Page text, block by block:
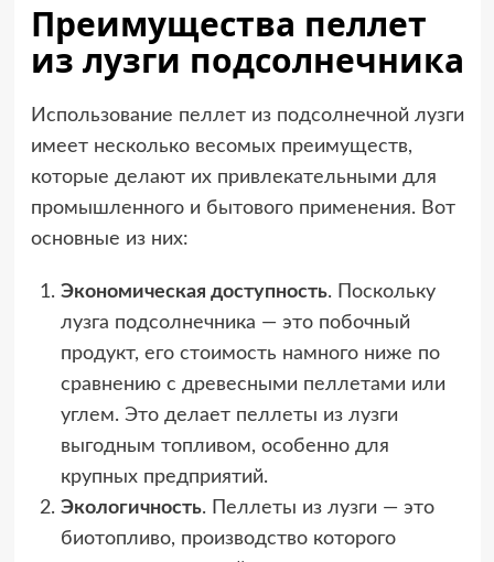
Преимущества пеллет
из лузги подсолнечника
Использование пеллет из подсолнечной лузги
имеет несколько весомых преимуществ,
которые делают их привлекательными для
промышленного и бытового применения. Вот
основные из них:
Экономическая доступность. Поскольку
лузга подсолнечника — это побочный
продукт, его стоимость намного ниже по
сравнению с древесными пеллетами или
углем. Это делает пеллеты из лузги
выгодным топливом, особенно для
крупных предприятий.
Экологичность. Пеллеты из лузги — это
биотопливо, производство которого